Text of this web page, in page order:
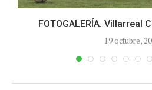
FOTOGALERÍA. Villarreal
19 octubre,